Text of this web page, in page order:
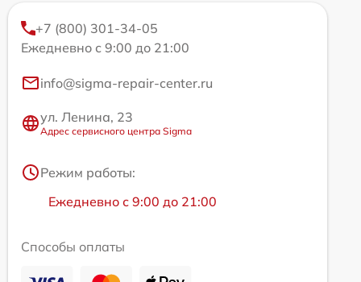
+7 (800) 301-34-05
Ежедневно с 9:00 до 21:00
info@sigma-repair-center.ru
ул. Ленина, 23
Адрес сервисного центра Sigma
Режим работы:
Ежедневно с 9:00 до 21:00
Способы оплаты